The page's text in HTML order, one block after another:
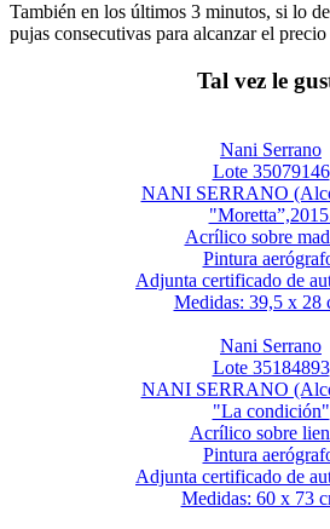
También en los últimos 3 minutos, si lo
pujas consecutivas para alcanzar el precio
Tal vez le
Nani Serrano
Lote 35079146
NANI SERRANO
Acrílico sobre
Pintura
Adjunta certificado de
Medidas: 39,5 x 28
Nani Serrano
Lote 35184893
NANI SERRANO
"La condición"
Acrílico sobre
Pintura
Adjunta certificado de
Medidas: 60 x 73